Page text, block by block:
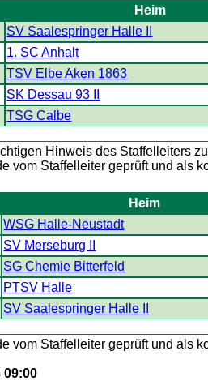
Heim
SV Saalespringer Halle II
1. SC Anhalt
TSV Elbe Aken 1863
SK Dessau 93 II
TSG Calbe
Heim
WSG Halle-Neustadt
SV Merseburg II
SG Chemie Bitterfeld
PTSV Halle
SV Saalespringer Halle II
09:00